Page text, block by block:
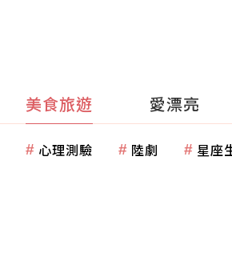
美食旅遊 愛漂亮
心理測驗 陸劇 星座